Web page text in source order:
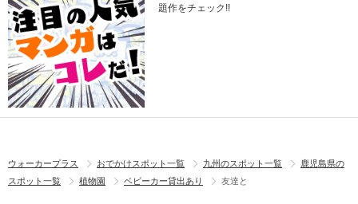
題作をチェック!!
ウォーカープラス おでかけスポット一覧 九州のスポット一覧
鹿児島県の
スポット一覧
植物園 ベビーカー貸出あり 友達と